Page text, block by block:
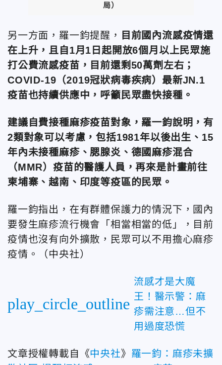
局）
另一方面，羅一鈞提醒，
目前國內流感疫情還
在上升，且自1月1日起開放6個月以上民眾施
打公費流感疫苗，目前還剩50萬劑左右；
COVID-19（2019冠狀病毒疾病）最新JN.1
疫苗也持續供應中，呼籲民眾盡快接種。
建議自費接種麻疹疫苗對象，羅一鈞說明，有
2類對象可以考慮，包括1981年以後出生、15
年內未接種麻疹、腮腺炎、德國麻疹混合
（MMR）疫苗的醫護人員，再來是計畫前往
柬埔寨、越南、印度等疫區的民眾。
羅一鈞指出，在有群體保護力的情況下，國內
要發生麻疹流行機會「相當相當的低」，目前
疫情也沒有向外擴散，民眾可以不用擔心麻疹
疫情。（中央社）
play_circle_outline
流感才是大魔
王！醫示警：麻
疹需注意…但不
用過度恐慌
文章授權轉載自《中央社》 羅一鈞：麻疹未擴